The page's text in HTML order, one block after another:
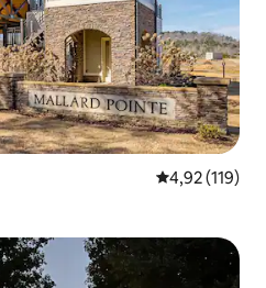
Prosječna
4,92 (119)
oznakom „Odabrali gosti”